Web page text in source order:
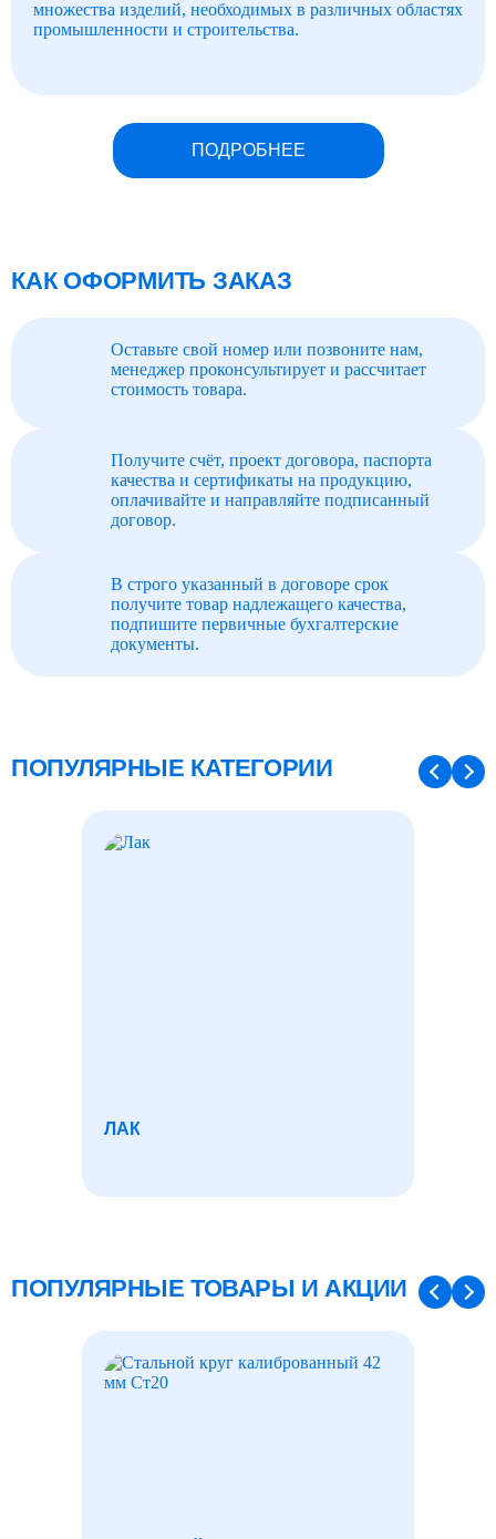
множества изделий, необходимых в различных областях
промышленности и строительства.
ПОДРОБНЕЕ
КАК ОФОРМИТЬ ЗАКАЗ
Оставьте свой номер или позвоните нам,
менеджер проконсультирует и рассчитает
стоимость товара.
Получите счёт, проект договора, паспорта
качества и сертификаты на продукцию,
оплачивайте и направляйте подписанный
договор.
В строго указанный в договоре срок
получите товар надлежащего качества,
подпишите первичные бухгалтерские
документы.
ПОПУЛЯРНЫЕ КАТЕГОРИИ
ЛАК
ПОПУЛЯРНЫЕ ТОВАРЫ И АКЦИИ